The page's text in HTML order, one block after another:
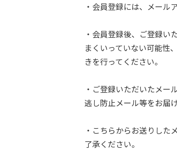
・会員登録には、メール
・会員登録後、ご登録い
まくいっていない可能性
きを行ってください。
・ご登録いただいたメー
逃し防止メール等をお届
・こちらからお送りした
了承ください。